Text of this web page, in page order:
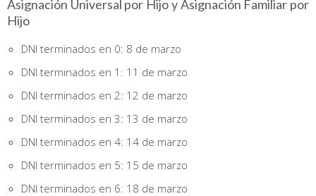
Asignación Universal por Hijo y Asignación Familiar por
Hijo
DNI terminados en 0: 8 de marzo
DNI terminados en 1: 11 de marzo
DNI terminados en 2: 12 de marzo
DNI terminados en 3: 13 de marzo
DNI terminados en 4: 14 de marzo
DNI terminados en 5: 15 de marzo
DNI terminados en 6: 18 de marzo